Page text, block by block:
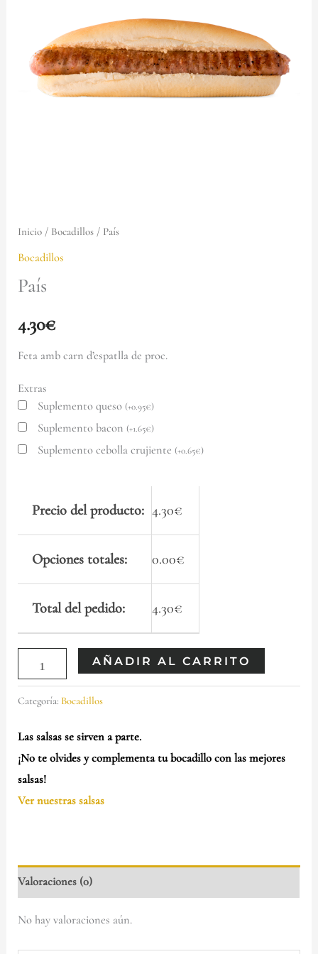
Inicio / Bocadillos / País
Bocadillos
País
4.30€
Feta amb carn d’espatlla de proc.
Extras
Suplemento queso(+0.95€)
Suplemento bacon(+1.65€)
Suplemento cebolla crujiente(+0.65€)
Precio del producto: 4.30€
Opciones totales: 0.00€
Total del pedido: 4.30€
AÑADIR AL CARRITO
Categoría: Bocadillos
Las salsas se sirven a parte.
¡No te olvides y complementa tu bocadillo con las mejores
salsas!
Ver nuestras salsas
Valoraciones (0)
No hay valoraciones aún.